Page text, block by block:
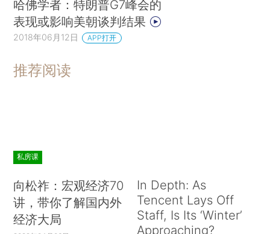
哈佛学者：特朗普G7峰会的
表现或影响美朝谈判结果
2018年06月12日 APP打开
推荐阅读
私房课
向松祚：宏观经济70
讲，带你了解国内外
经济大局
In Depth: As
Tencent Lays Off
Staff, Is Its ‘Winter’
Approaching?